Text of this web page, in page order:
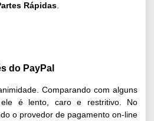
Rápidas
do PayPal
Comparando com alguns
ele é lento, caro e restritivo. No
o provedor de pagamento on-line